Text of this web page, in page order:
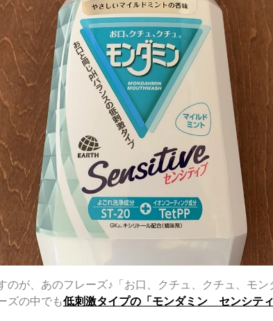
のが、あのフレーズ♪「お口、クチュ、クチュ、モ
ズの中でも低刺激タイプの「モンダミン センシティ